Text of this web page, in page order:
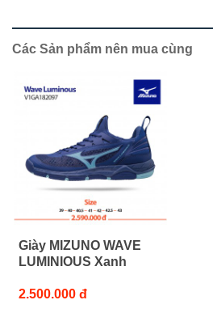
Các Sản phẩm nên mua cùng
Giày MIZUNO WAVE
LUMINIOUS Xanh
2.500.000 đ